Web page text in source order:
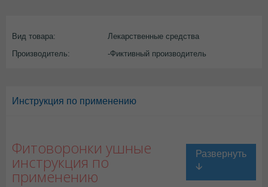
Вид товара:
Лекарственные средства
Производитель:
-Фиктивный производитель
Инструкция по применению
Фитоворонки ушные
инструкция по
применению